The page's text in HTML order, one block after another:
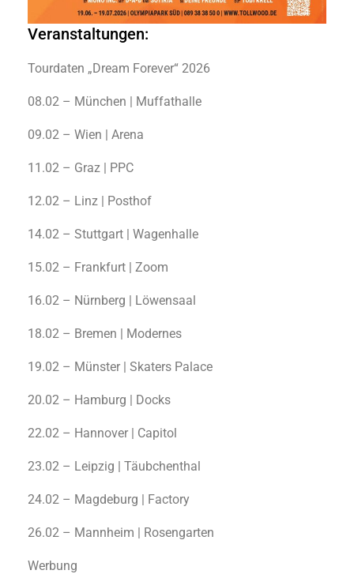
Veranstaltungen:
Tourdaten „Dream Forever“ 2026
08.02 – München | Muffathalle
09.02 – Wien | Arena
11.02 – Graz | PPC
12.02 – Linz | Posthof
14.02 – Stuttgart | Wagenhalle
15.02 – Frankfurt | Zoom
16.02 – Nürnberg | Löwensaal
18.02 – Bremen | Modernes
19.02 – Münster | Skaters Palace
20.02 – Hamburg | Docks
22.02 – Hannover | Capitol
23.02 – Leipzig | Täubchenthal
24.02 – Magdeburg | Factory
26.02 – Mannheim | Rosengarten
Werbung